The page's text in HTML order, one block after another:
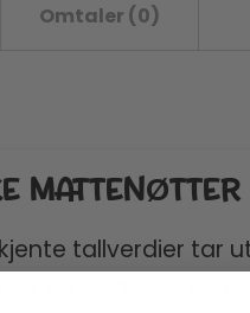
Omtaler (0)
tallverdier tar
for den ukjente